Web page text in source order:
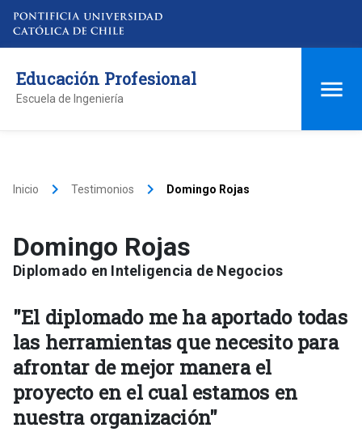
Educación Profesional
Escuela de Ingeniería
Inicio keyboard_arrow_right Testimonios keyboard_arrow_right Domingo Rojas
Domingo Rojas
Diplomado en Inteligencia de Negocios
"El diplomado me ha aportado todas
las herramientas que necesito para
afrontar de mejor manera el
proyecto en el cual estamos en
nuestra organización"